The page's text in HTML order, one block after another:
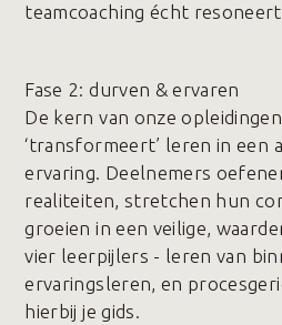
teamcoaching écht
Fase 2️: durven & ervaren
De kern van onze
‘transformeert’ leren in een
ervaring. Deelnemers
realiteiten, stretchen hun
groeien in een veilige,
vier leerpijlers - leren van
ervaringsleren, en
hierbij je gids.